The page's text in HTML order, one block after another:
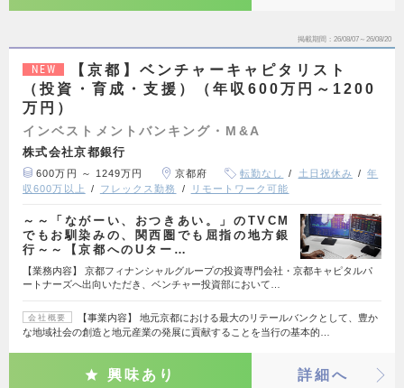
掲載期間 26/08/07～26/08/20
NEW
【京都】ベンチャーキャピタリスト
（投資・育成・支援）（年収600万円～1200
万円）
インベストメントバンキング・M&A
株式会社京都銀行
600万円 ～ 1249万円 京都府 転勤なし 土日祝休み
年
収600万以上
フレックス勤務 リモートワーク可能
～～「ながーい、おつきあい。」のTVCM
でもお馴染みの、関西圏でも屈指の地方銀
行～～【京都へのUター…
【業務内容】 京都フィナンシャルグループの投資専門会社・京都キャピタルパ
ートナーズへ出向いただき、ベンチャー投資部において…
会社概要
【事業内容】 地元京都における最大のリテールバンクとして、豊か
な地域社会の創造と地元産業の発展に貢献することを当行の基本的…
興味あり 詳細へ